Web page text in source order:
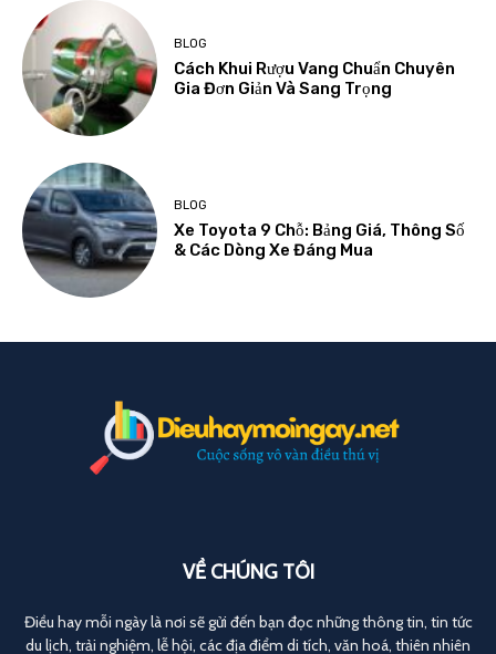
BLOG
Cách Khui Rượu Vang Chuẩn Chuyên
Gia Đơn Giản Và Sang Trọng
BLOG
Xe Toyota 9 Chỗ: Bảng Giá, Thông Số
& Các Dòng Xe Đáng Mua
VỀ CHÚNG TÔI
Điều hay mỗi ngày là nơi sẽ gửi đến bạn đọc những thông tin, tin tức
du lịch, trải nghiệm, lễ hội, các địa điểm di tích, văn hoá, thiên nhiên